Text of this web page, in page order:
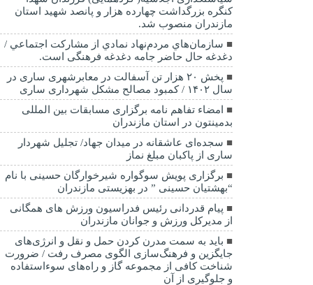
کنگره بزرگداشت چهارده هزار و پانصد شهید استان
مازندران منصوب شد.
سازمان‌هاي مردم‌نهاد نمادي از مشاركت اجتماعي /
دغدغه حال حاضر جامه دغدغه فرهنگی است.
پخش ۲۰ هزار تن آسفالت در معابرشهری ساری در
سال ۱۴۰۲ / کمبود مصالح مشکل شهرداری ساری
امضاء تفاهم نامه برگزاری مسابقات بین المللی
بدمینتون در استان مازندران
سجده‌ای عاشقانه در میدان جهاد/ تجلیل شهردار
ساری از پاکبان مبلغ نماز
برگزاری پویش سوگواره شیرخوارگان حسینی با نام
“بهشتیان حسینی ” در بهزیستی مازندران
پیام قدردانی رئیس فدراسیون ورزش های همگانی
از مدیرکل ورزش و جوانان مازندران
باید به سمت مدرن کردن حمل و نقل و انرژی‌های
جایگزین و فرهنگ‌سازی الگوی مصرف رفت / ضرورت
شناخت کافی از مجموعه گاز و راه‌های سوءاستفاده
و جلوگیری از آن